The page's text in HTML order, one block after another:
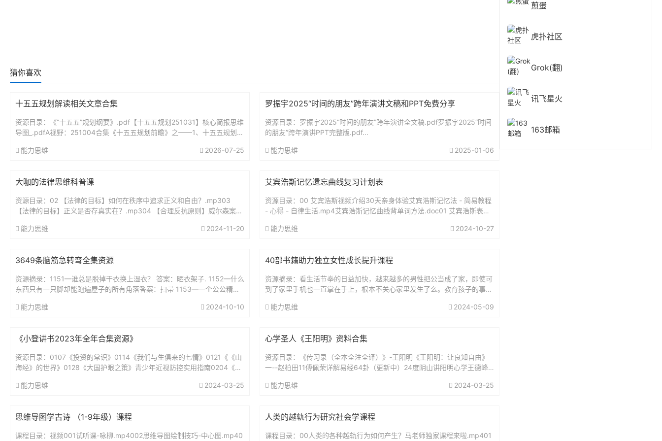
猜你喜欢
十五五规划解读相关文章合集
资源目录：《“十五五”规划纲要》.pdf【十五五规划251031】核心简报思维
导图_.pdfA视野：251004合集《十五五规划前瞻》之——1、十五五规划前
能力思维
2026-07-25
罗振宇2025“时间的朋友”跨年演讲文稿和PPT免费分享
资源目录：罗振宇2025“时间的朋友”跨年演讲全文稿.pdf罗振宇2025“时间
的朋友”跨年演讲PPT完整版.pdf...
能力思维 2025-01-06
大咖的法律思维科普课
资源目录：02 【法律的目标】如何在秩序中追求正义和自由？.mp303
【法律的目标】正义是否存真实在？.mp304 【合理反抗原则】威尔森案：
能力思维
2024-11-20
艾宾浩斯记忆遗忘曲线复习计划表
资源目录：00 艾宾浩斯视频介绍30天亲身体验艾宾浩斯记忆法 - 简易教程
- 心得 - 自律生活.mp4艾宾浩斯记忆曲线背单词方法.doc01 艾宾浩斯表格
能力思维
2024-10-27
3649条脑筋急转弯全集资源
资源摘录：1151—谁总是脱掉干衣换上湿衣？ 答案：晒衣架子. 1152—什么
东西只有一只脚却能跑遍屋子的所有角落答案：扫帚 1153—一个公公精神
能力思维
2024-10-10
40部书籍助力独立女性成长提升课程
资源摘录：看生活节拳的日益加快，越来越多的男性把公当成了家，即使可
到了家里手机也一直掌在手上，根本不关心家里发生了么。教育孩子的事，
严...能力思维 2024-05-09
《小登讲书2023年全年合集资源》
资源目录：0107《投资的常识》0114《我们与生俱来的七情》0121《《山
海经》的世界》0128《大国护眼之策》青少年近视防控实用指南0204《像
能力思维
2024-03-25
心学圣人《王阳明》资料合集
资源目录：《传习录（全本全注全译）》-王阳明《王阳明：让良知自由》
一--赵柏田11傅佩荣详解易经64卦（更新中）24度阴山讲阳明心学王德峰
能力思维
2024-03-25
思维导图学古诗 （1-9年级）课程
课程目录：视频001试听课-咏柳.mp4002思维导图绘制技巧-中心图.mp40
人类的越轨行为研究社会学课程
课程目录：00人类的各种越轨行为如何产生？马老师独家课程来啦.mp401
煎蛋
虎扑社区
Grok(翻)
讯飞星火
163邮箱